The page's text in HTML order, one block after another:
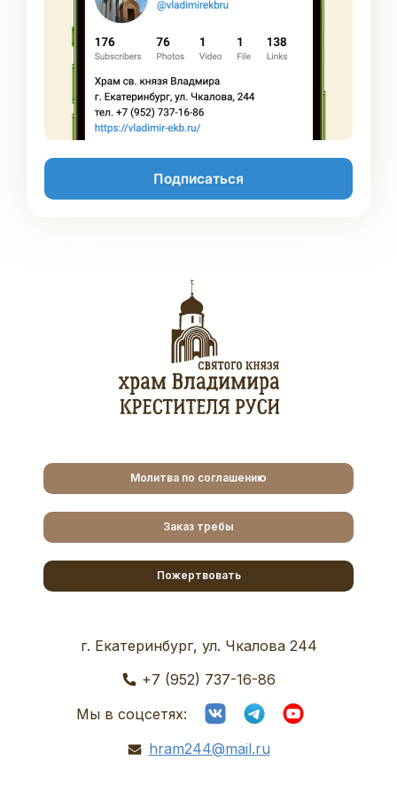
Подписаться
Молитва по соглашению
Заказ требы
Пожертвовать
г. Екатеринбург, ул. Чкалова 244
+7 (952) 737-16-86
Мы в соцсетях:
hram244@mail.ru